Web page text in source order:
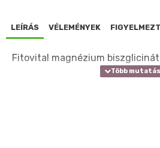
LEÍRÁS VÉLEMÉNYEK
Fitovital magnézium